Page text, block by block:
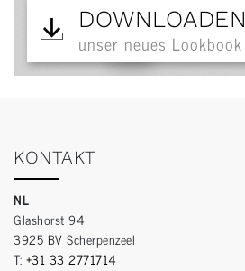
DOWNLOADEN
unser neues Lookbook
KONTAKT
NL
Glashorst 94
3925 BV Scherpenzeel
T: +31 33 2771714